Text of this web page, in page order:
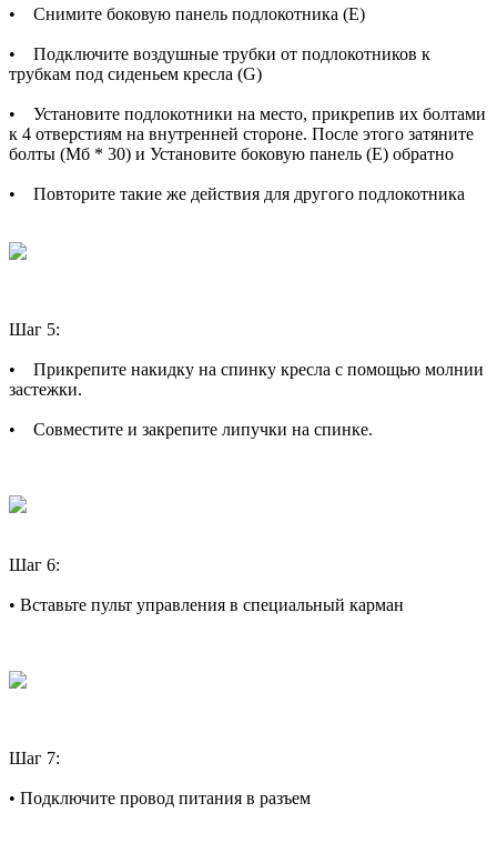
• Снимите боковую панель подлокотника (Е)
• Подключите воздушные трубки от подлокотников к
трубкам под сиденьем кресла (G)
• Установите подлокотники на место, прикрепив их болтами
к 4 отверстиям на внутренней стороне. После этого затяните
болты (Мб * 30) и Установите боковую панель (Е) обратно
• Повторите такие же действия для другого подлокотника
Шаг 5:
• Прикрепите накидку на спинку кресла с помощью молнии
застежки.
• Совместите и закрепите липучки на спинке.
Шаг 6:
• Вставьте пульт управления в специальный карман
Шаг 7:
• Подключите провод питания в разъем